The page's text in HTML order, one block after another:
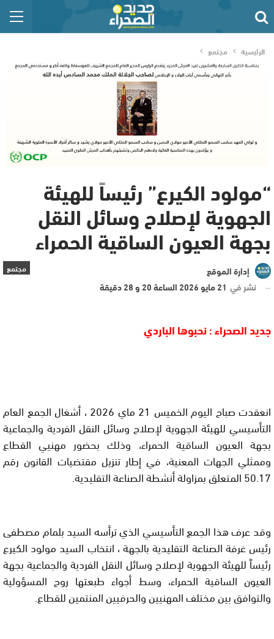
الرئيسية مجتمع
“مولود الكيرع” رئيساً للهيئة
الجهوية لإصلاح وسائل النقل
بجهة العيون الساقية الحمراء
مجتمع
إدارة الموقع
نشر في 21 مايو 2026 الساعة 20 و 28 دقيقة
جديد الصحراء : نحبوها الباردي
انعقدت صباح اليوم الخميس 21 ماي 2026 ، أشغال الجمع العام
التأسيسي للهيئة الجهوية لإصلاح وسائل النقل الفردية والجماعية
بجهة العيون الساقية الحمراء، وذلك بحضور مهنيي القطاع
وممثلي الجهات المعنية، في إطار تنزيل مقتضيات القانون رقم
50.17 المتعلق بمزاولة أنشطة الصناعة التقليدية.
وقد عرف هذا الجمع التأسيسي الذي ترأسه السيد بلمام مصطفى
رئيس غرفة الصناعة التقليدية بالجهة ، انتخاب السيد مولود الكيرع
رئيساً للهيئة الجهوية لإصلاح وسائل النقل الفردية والجماعية بجهة
العيون الساقية الحمراء، وسط أجواء طبعتها روح المسؤولية
والتوافق بين مختلف المهنيين والحرفيين المنتمين للقطاع.